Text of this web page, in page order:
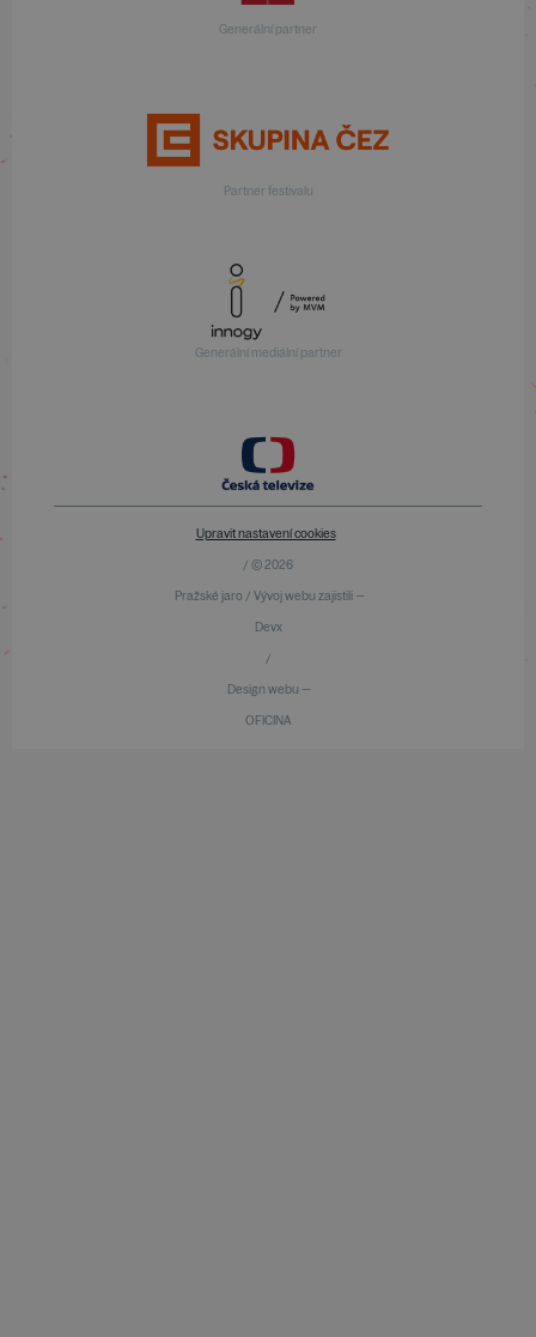
Generální partner
Partner festivalu
Generální mediální partner
Upravit nastavení cookies
/ © 2026
Pražské jaro / Vývoj webu zajistili —
Devx
/
Design webu —
OFICINA